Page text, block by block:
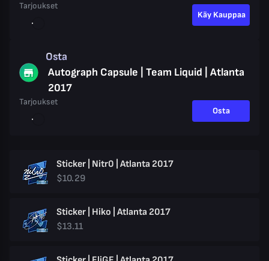
Tarjoukset
Käy Kauppaa
Osta
Autograph Capsule | Team Liquid | Atlanta
2017
Tarjoukset
Osta
Sticker | Nitr0 | Atlanta 2017
$10.29
Sticker | Hiko | Atlanta 2017
$13.11